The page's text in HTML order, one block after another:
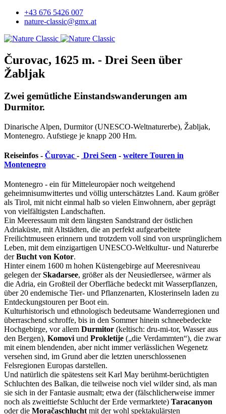
+43 676 5426 007
nature-classic@gmx.at
Čurovac, 1625 m. - Drei Seen über
Žabljak
Zwei gemütliche Einstandswanderungen am
Durmitor.
Dinarische Alpen, Durmitor (UNESCO-Weltnaturerbe), Žabljak,
Montenegro. Aufstiege je knapp 200 Hm.
Reiseinfos - Čurovac - Drei Seen - weitere Touren in
Montenegro
Montenegro - ein für Mitteleuropäer noch weitgehend
geheimnisumwittertes und völlig unterschätztes Land. Kaum größer
als Tirol, mit nicht einmal halb so vielen Einwohnern, aber geprägt
von vielfältigsten Landschaften.
Ein Meeressaum mit dem längsten Sandstrand der östlichen
Adriaküste, mit Altstädten, die an perfekt aufgearbeitete
Freilichtmuseen erinnern und trotzdem voll sind von ursprünglichem
Leben, mit dem einzigartigen UNESCO-Weltkultur- und Naturerbe
derBucht von Kotor.
Hinter einem 1600 m hohen Küstengebirge auf Meeresniveau
gelegen derSkadarsee, größer als der Neusiedlersee, wärmer als
die Adria, ein Großteil der Oberfläche bedeckt mit Wasserpflanzen,
über 20 endemische Tier- und Pflanzenarten, Klosterinseln laden zu
Entdeckungstouren per Boot ein.
Kulturhistorisch und ethnologisch bedeutsame Wanderregionen und
überraschend schroffe, bis in den Sommer hinein schneebedeckte
Hochgebirge, vor allem Durmitor (keltisch: dru-mi-tor, Wasser aus
den Bergen), Komovi und Prokletije („die Verdammten“), die zwar
mit einem blendenden, aber nicht immer verlässlichen Wegenetz
versehen sind, im Grund aber die letzten unerschlossenen
Felsregionen Europas darstellen.
Und natürlich die spätestens seit Karl May berühmt-berüchtigten
Schluchten des Balkan, die teilweise noch viel wilder sind, als man
sie sich in der Fantasie ausmalt; etwa der (fälschlicherweise immer
noch als zweittiefste Schlucht der Erde vermarktete) Taracanyon
oder die Moračaschlucht mit der wohl spektakulärsten